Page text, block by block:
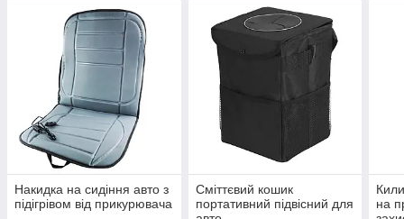
Накидка на сидіння авто з
підігрівом від прикурювача
Сміттєвий кошик
портативний підвісний для
на